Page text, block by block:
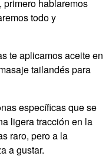
hablaremos
todo y
te aplicamos aceite en
tailandés para
específicas que se
ligera tracción en la
raro, pero a la
a gustar.